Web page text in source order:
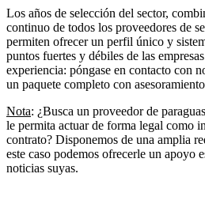
Los años de selección del sector,
continuo de todos los proveedores de
permiten ofrecer un perfil único y
puntos fuertes y débiles de las
experiencia: póngase en contacto con
un paquete completo con
Nota: ¿Busca un proveedor de
le permita actuar de forma legal como
contrato? Disponemos de una amplia
este caso podemos ofrecerle un apoyo
noticias suyas.